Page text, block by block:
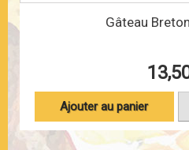
Gâteau
Ajouter au panier